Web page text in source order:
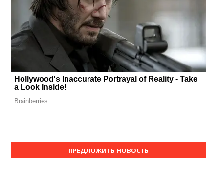
ПРЕДЛОЖИТЬ НОВОСТЬ